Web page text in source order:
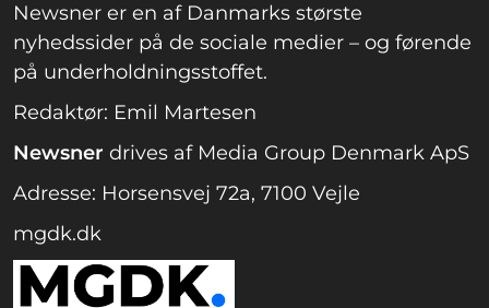
Newsner er en af Danmarks største
nyhedssider på de sociale medier – og førende
på underholdningsstoffet.
Redaktør: Emil Martesen
Newsner drives af Media Group Denmark ApS
Adresse: Horsensvej 72a, 7100 Vejle
mgdk.dk